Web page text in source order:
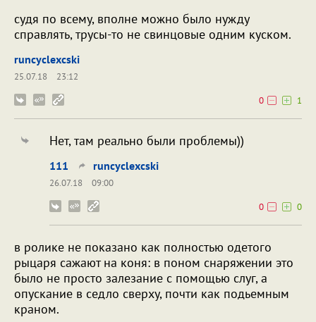
судя по всему, вполне можно было нужду
справлять, трусы-то не свинцовые одним куском.
runcyclexcski
25.07.18
23:12
0
1
Нет, там реально были проблемы))
111 runcyclexcski
26.07.18
09:00
0
0
в ролике не показано как полностью одетого
рыцаря сажают на коня: в поном снаряжении это
было не просто залезание с помощью слуг, а
опускание в седло сверху, почти как подьемным
краном.